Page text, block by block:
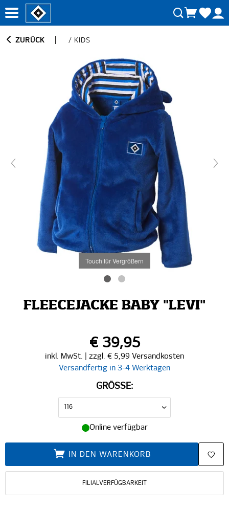
ZURÜCK / KIDS
Touch für Vergrößern
FLEECEJACKE BABY "LEVI"
€ 39,95
inkl. MwSt. | zzgl. € 5,99 Versandkosten
Versandfertig in 3-4 Werktagen
GRÖSSE:
Online verfügbar
IN DEN WARENKORB
FILIALVERFÜGBARKEIT